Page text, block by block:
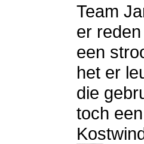
Team
er
een
het er
die
toch